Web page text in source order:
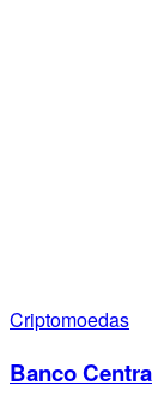
Criptomoedas
Banco